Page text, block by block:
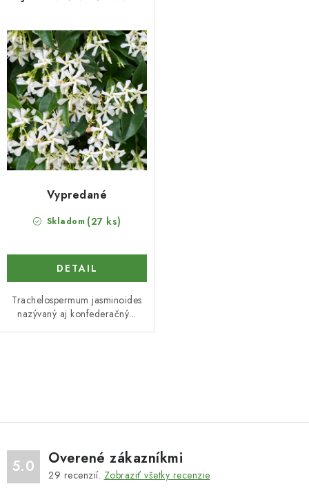
Skladom (27 ks)
Vypredané
DETAIL
Trachelospermum jasminoides
nazývaný aj konfederačný...
á
d
a
c
5.0 Overené zákazníkmi
29 recenzií. Zobraziť všetky recenzie